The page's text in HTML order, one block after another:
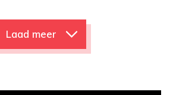
Laad meer